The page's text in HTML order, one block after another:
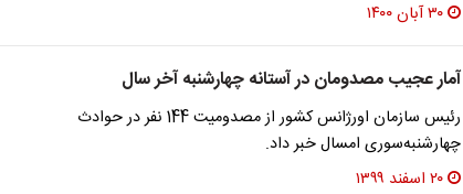
۳۰ آبان ۱۴۰۰
آمار عجیب مصدومان در آستانه چهارشنبه آخر سال
رئیس سازمان اورژانس کشور از مصدومیت 144 نفر در حوادث
چهارشنبه‌سوری امسال خبر داد.
۲۰ اسفند ۱۳۹۹